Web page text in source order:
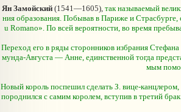
Ян Замойский (1541—1605), так называемый
ния образования. Побывав в Париже и Страсбурге,
u Romano». По всей вероятности, во время
Переход его в ряды сторонников избрания
мунда-Августа — Анне, единственной тогда
мым
Новый король поспешил сделать З. вице-
породнился с самим королем, вступив в третий